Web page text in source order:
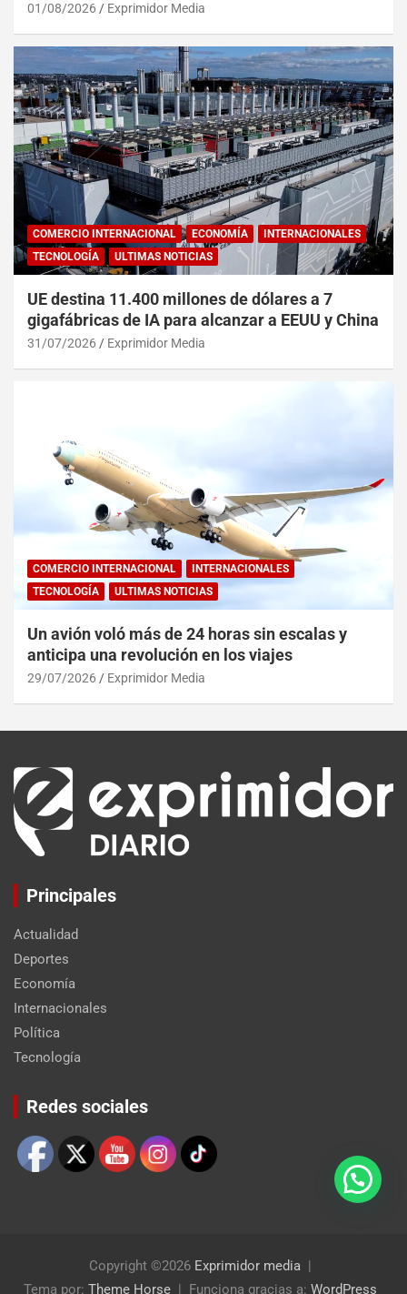
01/08/2026 Exprimidor Media
COMERCIO INTERNACIONAL ECONOMÍA
INTERNACIONALES
TECNOLOGÍA
ULTIMAS NOTICIAS
UE destina 11.400 millones de dólares a 7
gigafábricas de IA para alcanzar a EEUU y China
31/07/2026 Exprimidor Media
COMERCIO INTERNACIONAL
INTERNACIONALES
TECNOLOGÍA
ULTIMAS NOTICIAS
Un avión voló más de 24 horas sin escalas y
anticipa una revolución en los viajes
29/07/2026 Exprimidor Media
Principales
Actualidad
Deportes
Economía
Internacionales
Política
Tecnología
Redes sociales
Copyright ©2026 Exprimidor media
Tema por: Theme Horse Funciona gracias a: WordPress